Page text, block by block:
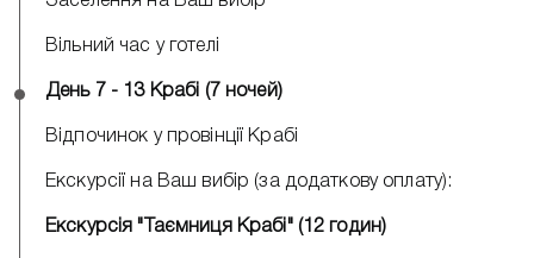
Вільний час у готелі
День 7 - 13 Крабі (7 ночей)
Відпочинок у провінції Крабі
Екскурсії на Ваш вибір (за додаткову оплату):
Екскурсія "Таємниця Крабі" (12 годин)